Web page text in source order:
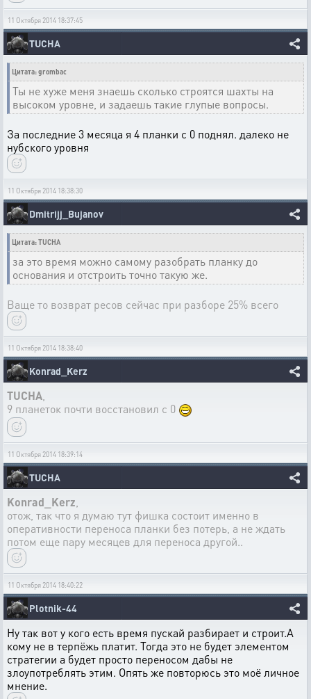
11 Октября 2014 18:37:45
TUCHA
Цитата: grombac
Ты не хуже меня знаешь сколько строятся шахты на
высоком уровне, и задаешь такие глупые вопросы.
За последние 3 месяца я 4 планки с 0 поднял. далеко не
нубского уровня
11 Октября 2014 18:38:30
Dmitrijj_Bujanov
Цитата: TUCHA
за это время можно самому разобрать планку до
основания и отстроить точно такую же.
Ваще то возврат ресов сейчас при разборе 25% всего
11 Октября 2014 18:38:40
Konrad_Kerz
TUCHA
9 планеток почти восстановил с 0
11 Октября 2014 18:39:14
TUCHA
Konrad_Kerz
отож, так что я думаю тут фишка состоит именно в
оперативности переноса планки без потерь, а не ждать
потом еще пару месяцев для переноса другой..
11 Октября 2014 18:40:22
Plotnik-44
Ну так вот у кого есть время пускай разбирает и строит.А
кому не в терпёжь платит. Тогда это не будет элементом
стратегии а будет просто переносом дабы не
злоупотреблять этим. Опять же повторюсь это моё личное
мнение.